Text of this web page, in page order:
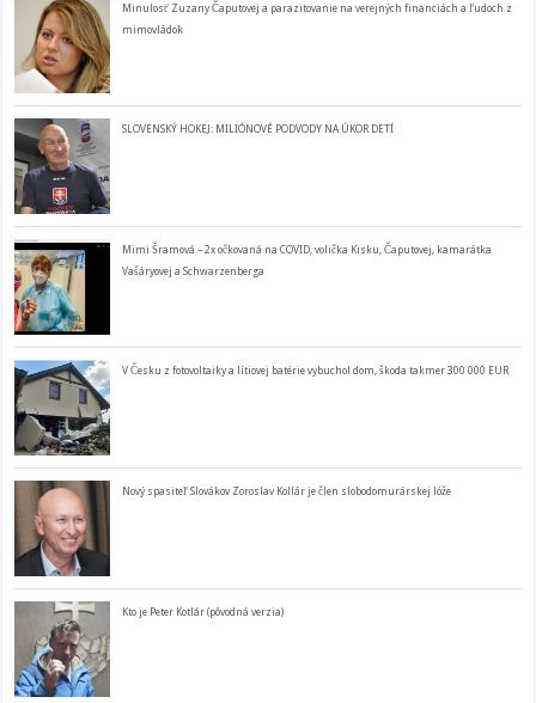
Minulosť Zuzany Čaputovej a parazitovanie na verejných financiách a ľudoch z
mimovládok
SLOVENSKÝ HOKEJ: MILIÓNOVÉ PODVODY NA ÚKOR DETÍ
Mimi Šramová – 2x očkovaná na COVID, volička Kisku, Čaputovej, kamarátka
Vašáryovej a Schwarzenberga
V Česku z fotovoltaiky a lítiovej batérie vybuchol dom, škoda takmer 300 000 EUR
Nový spasiteľ Slovákov Zoroslav Kollár je člen slobodomurárskej lóže
Kto je Peter Kotlár (pôvodná verzia)